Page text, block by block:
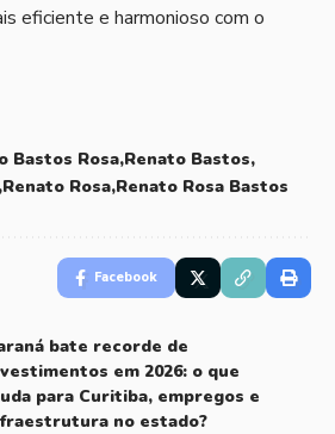
eficiente e harmonioso com o
Bastos Rosa Renato Bastos
Renato Rosa Renato Rosa Bastos
Facebook
bate recorde de
em 2026: o que
para Curitiba, empregos e
no estado?